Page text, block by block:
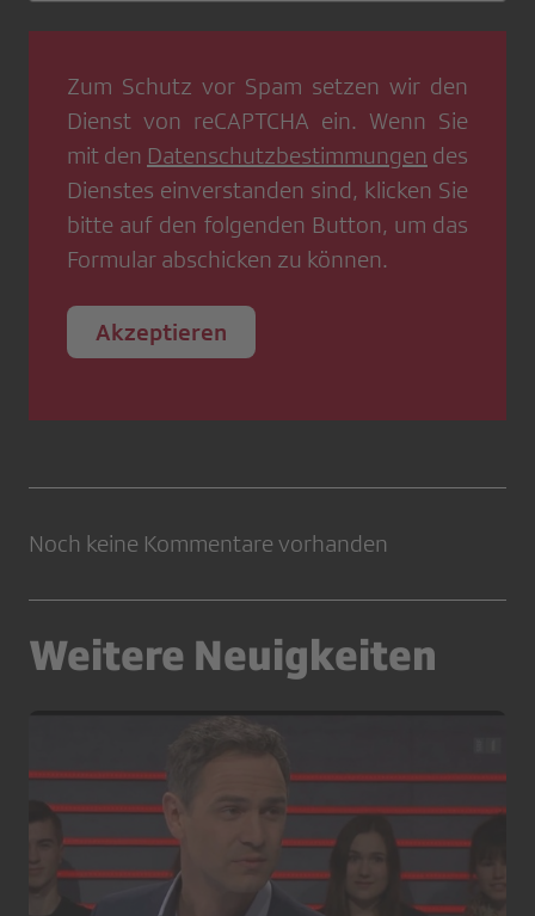
Zum Schutz vor Spam setzen wir den
Dienst von reCAPTCHA ein. Wenn Sie
mit den Datenschutzbestimmungen des
Dienstes einverstanden sind, klicken Sie
bitte auf den folgenden Button, um das
Formular abschicken zu können.
Akzeptieren
Noch keine Kommentare vorhanden
Weitere Neuigkeiten